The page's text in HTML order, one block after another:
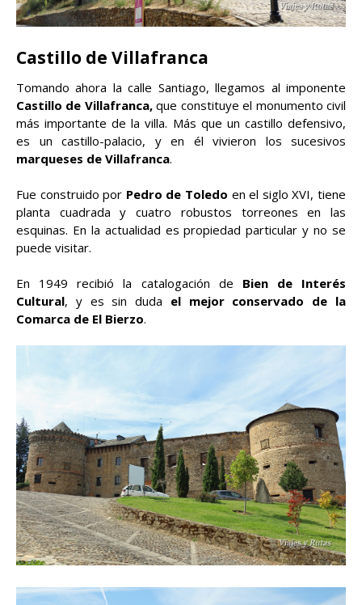
Castillo de Villafranca
Tomando ahora la calle Santiago, llegamos al imponente
Castillo de Villafranca,que constituye el monumento civil
más importante de la villa. Más que un castillo defensivo,
es un castillo-palacio, y en él vivieron los sucesivos
marqueses de Villafranca.
Fue construido por Pedro de Toledo en el siglo XVI, tiene
planta cuadrada y cuatro robustos torreones en las
esquinas. En la actualidad es propiedad particular y no se
puede visitar.
En 1949 recibió la catalogación de Bien de Interés
Cultural, y es sin duda el mejor conservado de la
Comarca de El Bierzo.